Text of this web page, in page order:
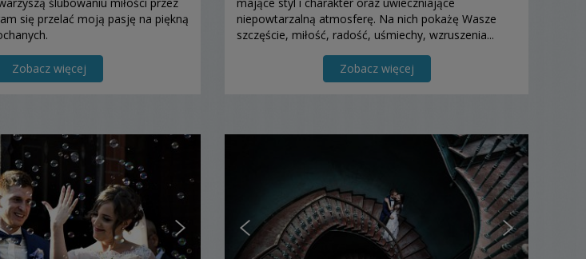
się przelać moją pasję na piękną
Zobacz więcej
niepowtarzalną atmosferę. Na nich pokażę Wasze
szczęście, miłość, radość, uśmiechy, wzruszenia...
Zobacz więcej